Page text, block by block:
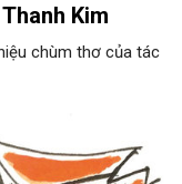
Kim
chùm thơ của tác